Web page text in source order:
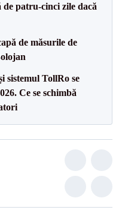
patru-cinci zile dacă
de măsurile de
sistemul TollRo se
Ce se schimbă